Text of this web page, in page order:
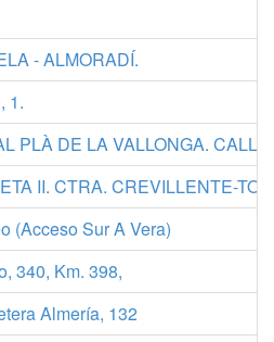
- ALMORADÍ.
1.
PLÀ DE LA VALLONGA.
II. CTRA. CREVILLENTE-
(Acceso Sur A Vera)
340, Km. 398,
Almería, 132